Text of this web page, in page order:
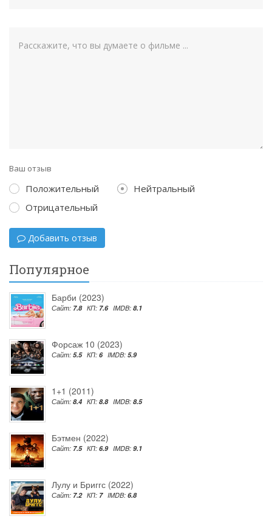
Ваш отзыв
Положительный
Нейтральный
Отрицательный
Добавить отзыв
Популярное
Барби (2023)
Сайт: 7.8 КП: 7.6 IMDB: 8.1
Форсаж 10 (2023)
Сайт: 5.5 КП: 6 IMDB: 5.9
1+1 (2011)
Сайт: 8.4 КП: 8.8 IMDB: 8.5
Бэтмен (2022)
Сайт: 7.5 КП: 6.9 IMDB: 9.1
Лулу и Бриггс (2022)
Сайт: 7.2 КП: 7 IMDB: 6.8